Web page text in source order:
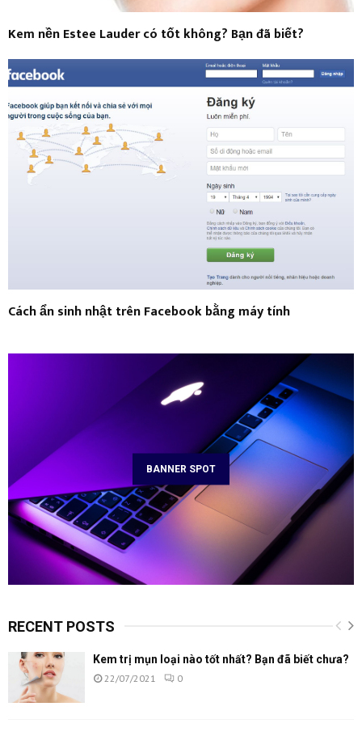
Kem nền Estee Lauder có tốt không? Bạn đã biết?
Cách ẩn sinh nhật trên Facebook bằng máy tính
BANNER SPOT
RECENT POSTS
Kem trị mụn loại nào tốt nhất? Bạn đã biết chưa?
22/07/2021 0